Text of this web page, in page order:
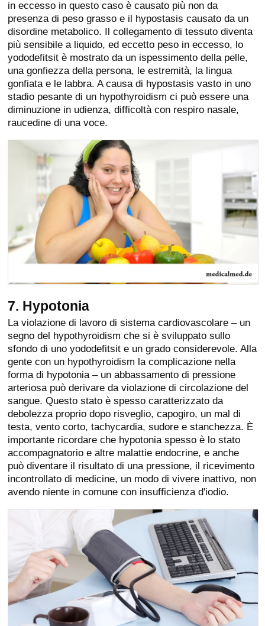
in eccesso in questo caso è causato più non da
presenza di peso grasso e il hypostasis causato da un
disordine metabolico. Il collegamento di tessuto diventa
più sensibile a liquido, ed eccetto peso in eccesso, lo
yododefitsit è mostrato da un ispessimento della pelle,
una gonfiezza della persona, le estremità, la lingua
gonfiata e le labbra. A causa di hypostasis vasto in uno
stadio pesante di un hypothyroidism ci può essere una
diminuzione in udienza, difficoltà con respiro nasale,
raucedine di una voce.
7. Hypotonia
La violazione di lavoro di sistema cardiovascolare – un
segno del hypothyroidism che si è sviluppato sullo
sfondo di uno yododefitsit e un grado considerevole. Alla
gente con un hypothyroidism la complicazione nella
forma di hypotonia – un abbassamento di pressione
arteriosa può derivare da violazione di circolazione del
sangue. Questo stato è spesso caratterizzato da
debolezza proprio dopo risveglio, capogiro, un mal di
testa, vento corto, tachycardia, sudore e stanchezza. È
importante ricordare che hypotonia spesso è lo stato
accompagnatorio e altre malattie endocrine, e anche
può diventare il risultato di una pressione, il ricevimento
incontrollato di medicine, un modo di vivere inattivo, non
avendo niente in comune con insufficienza d'iodio.